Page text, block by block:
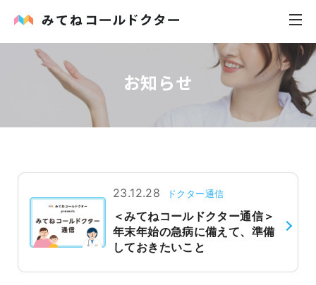
皮膚科
感染症
お知らせ
23.12.28 ドクター通信
＜みてねコールドクター通信＞
年末年始の急病に備えて、準備
しておきたいこと